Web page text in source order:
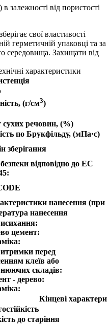
) в залежності від пористості
зберігає свої властивості
герметичній упаковці та за
середовища. Захищати від
характеристики
(г/см3)
сухих речовин, (%)
по Брукфільду, (мПа·с)
зберігання
відповідно до EC
нанесення (при
нанесення
цемент:
перед
клеїв або
складів:
- дерево:
Кінцеві
до старіння